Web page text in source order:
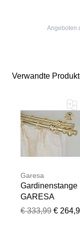
Angeboten
Verwandte
Garesa
Gardinenstange
GARESA
"ANDREA",
€ 333,99 €